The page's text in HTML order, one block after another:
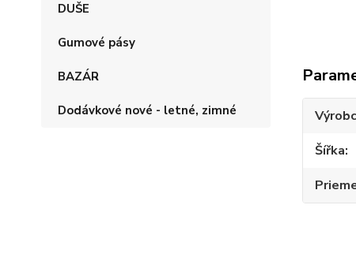
DUŠE
Gumové pásy
BAZÁR
Dodávkové nové - letné, zimné
Šířka